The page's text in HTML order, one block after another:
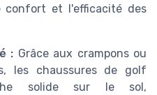
confort et l'efficacité des
: Grâce aux crampons ou
les chaussures de golf
solide sur le sol,